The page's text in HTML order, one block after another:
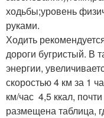
ходьбы;уровень
руками.
Ходить
дороги бугристый. В
энергии,
скоростью 4 км за 1
км/час 4,5 ккал,
размещена таблица,